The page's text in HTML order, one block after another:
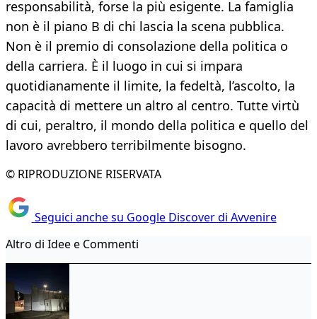
responsabilità, forse la più esigente. La famiglia
non è il piano B di chi lascia la scena pubblica.
Non è il premio di consolazione della politica o
della carriera. È il luogo in cui si impara
quotidianamente il limite, la fedeltà, l’ascolto, la
capacità di mettere un altro al centro. Tutte virtù
di cui, peraltro, il mondo della politica e quello del
lavoro avrebbero terribilmente bisogno.
© RIPRODUZIONE RISERVATA
Seguici anche su Google Discover di Avvenire
Altro di Idee e Commenti